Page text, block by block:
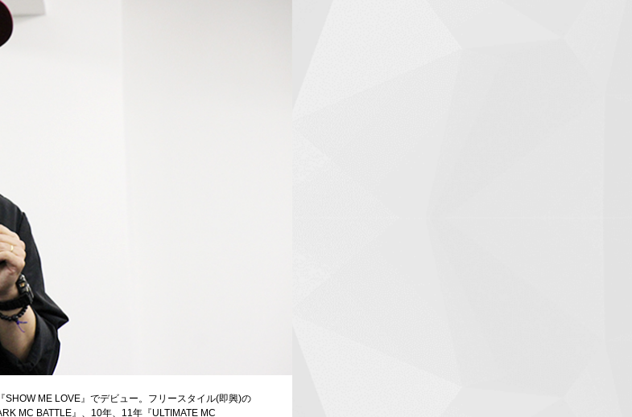
ME LOVE』でデビュー。フリースタイル(即興)の
MC BATTLE』、10年、11年『ULTIMATE MC